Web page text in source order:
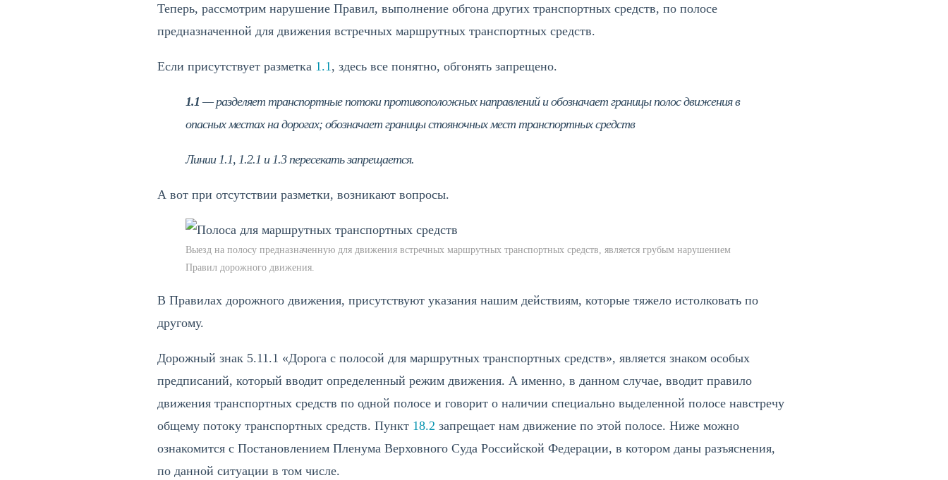
Теперь, рассмотрим нарушение Правил, выполнение обгона других транспортных средств, по полосе
предназначенной для движения встречных маршрутных транспортных средств.
Если присутствует разметка 1.1 , здесь все понятно, обгонять запрещено.
1.1 — разделяет транспортные потоки противоположных направлений и обозначает границы полос движения в
опасных местах на дорогах; обозначает границы стояночных мест транспортных средств
Линии 1.1, 1.2.1 и 1.3 пересекать запрещается.
А вот при отсутствии разметки, возникают вопросы.
Выезд на полосу предназначенную для движения встречных маршрутных транспортных средств, является грубым нарушением
Правил дорожного движения.
В Правилах дорожного движения, присутствуют указания нашим действиям, которые тяжело истолковать по
другому.
Дорожный знак 5.11.1 «Дорога с полосой для маршрутных транспортных средств», является знаком особых
предписаний, который вводит определенный режим движения. А именно, в данном случае, вводит правило
движения транспортных средств по одной полосе и говорит о наличии специально выделенной полосе навстречу
общему потоку транспортных средств. Пункт 18.2 запрещает нам движение по этой полосе. Ниже можно
ознакомится с Постановлением Пленума Верховного Суда Российской Федерации, в котором даны разъяснения,
по данной ситуации в том числе.